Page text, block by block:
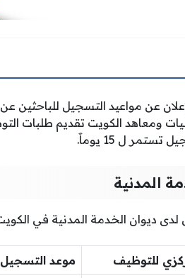
عن مواعيد التسجيل
ومعاهد الكويت تقديم طلبات
ل 15 يوماََ.
المدنية
ديوان الخدمة المدنية في الكويت
للتوظيف موعد التسجيل